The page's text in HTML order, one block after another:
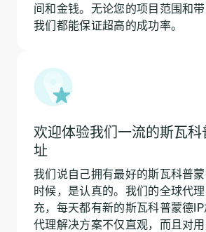
间和金钱。无论您的项目范围和带
我们都能保证超高的成功率。
欢迎体验我们一流的斯瓦科
址
我们说自己拥有最好的斯瓦科普
时候，是认真的。我们的全球代
充，每天都有新的斯瓦科普蒙德
代理解决方案不仅直观，而且对